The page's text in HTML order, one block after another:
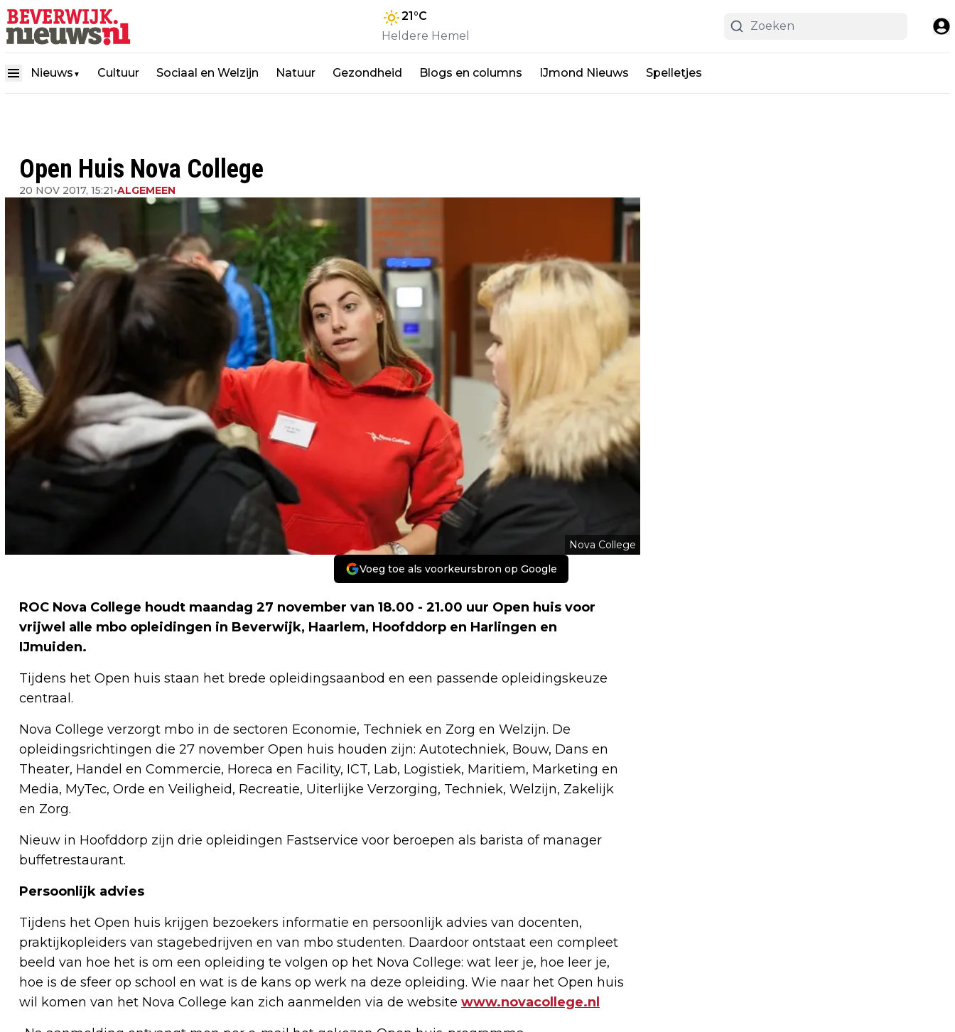
21°C
Heldere Hemel
Nieuws ▼ Cultuur Sociaal en Welzijn Natuur Gezondheid Blogs en columns IJmond Nieuws Spelletjes
Open Huis Nova College
20 NOV 2017, 15:21•ALGEMEEN
Nova College
Voeg toe als voorkeursbron op Google
ROC Nova College houdt maandag 27 november van 18.00 - 21.00 uur Open huis voor
vrijwel alle mbo opleidingen in Beverwijk, Haarlem, Hoofddorp en Harlingen en
IJmuiden.
Tijdens het Open huis staan het brede opleidingsaanbod en een passende opleidingskeuze
centraal.
Nova College verzorgt mbo in de sectoren Economie, Techniek en Zorg en Welzijn. De
opleidingsrichtingen die 27 november Open huis houden zijn: Autotechniek, Bouw, Dans en
Theater, Handel en Commercie, Horeca en Facility, ICT, Lab, Logistiek, Maritiem, Marketing en
Media, MyTec, Orde en Veiligheid, Recreatie, Uiterlijke Verzorging, Techniek, Welzijn, Zakelijk
en Zorg.
Nieuw in Hoofddorp zijn drie opleidingen Fastservice voor beroepen als barista of manager
buffetrestaurant.
Persoonlijk advies
Tijdens het Open huis krijgen bezoekers informatie en persoonlijk advies van docenten,
praktijkopleiders van stagebedrijven en van mbo studenten. Daardoor ontstaat een compleet
beeld van hoe het is om een opleiding te volgen op het Nova College: wat leer je, hoe leer je,
hoe is de sfeer op school en wat is de kans op werk na deze opleiding. Wie naar het Open huis
wil komen van het Nova College kan zich aanmelden via de website www.novacollege.nl